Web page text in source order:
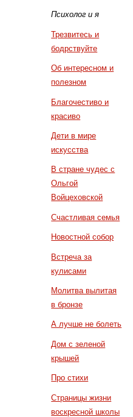
Психолог и я
Трезвитесь и
бодрствуйте
Об интересном и
полезном
Благочестиво и
красиво
Дети в мире
искусства
В стране чудес с
Ольгой
Войцеховской
Счастливая семья
Новостной собор
Встреча за
кулисами
Молитва вылитая
в бронзе
А лучше не болеть
Дом с зеленой
крышей
Про стихи
Страницы жизни
воскресной школы